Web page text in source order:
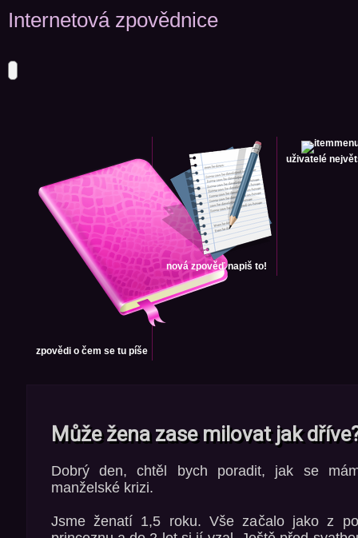
Internetová zpovědnice
zpovědi o čem se tu píše
nová zpověď napiš to!
uživatelé
Může žena zase milovat jak
Dobrý den, chtěl bych poradit, jak se
manželské krizi.
Jsme ženatí 1,5 roku. Vše začalo jako z